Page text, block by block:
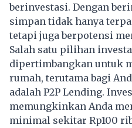
berinvestasi. Dengan
simpan tidak hanya
tetapi juga berpotensi
Salah satu pilihan
dipertimbangkan untuk
rumah, terutama bagi
adalah P2P Lending.
memungkinkan Anda
minimal sekitar Rp100